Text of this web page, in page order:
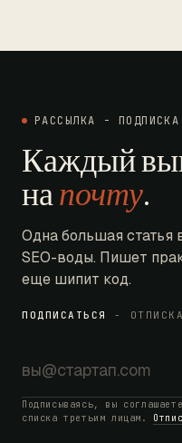
РАССЫЛКА - ПОДПИСКА
Каждый
напочту.
Одна большая статья
SEO-воды. Пишет
еще шипит код.
ПОДПИСАТЬСЯ -
Подписываясь, вы
списка третьим лицам.